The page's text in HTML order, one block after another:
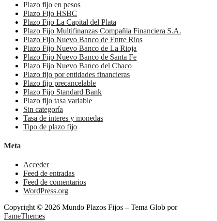
Plazo fijo en pesos
Plazo Fijo HSBC
Plazo Fijo La Capital del Plata
Plazo Fijo Multifinanzas Compañia Financiera S.A.
Plazo Fijo Nuevo Banco de Entre Rios
Plazo Fijo Nuevo Banco de La Rioja
Plazo Fijo Nuevo Banco de Santa Fe
Plazo Fijo Nuevo Banco del Chaco
Plazo fijo por entidades financieras
Plazo fijo precancelable
Plazo Fijo Standard Bank
Plazo fijo tasa variable
Sin categoría
Tasa de interes y monedas
Tipo de plazo fijo
Meta
Acceder
Feed de entradas
Feed de comentarios
WordPress.org
Copyright © 2026 Mundo Plazos Fijos – Tema Glob por
FameThemes